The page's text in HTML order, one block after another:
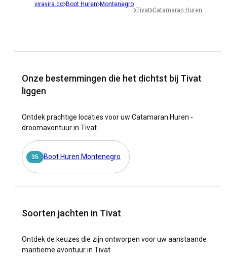
viravira.co Boot Huren Montenegro
Tivat Catamaran Huren
Onze bestemmingen die het dichtst bij Tivat
liggen
Ontdek prachtige locaties voor uw Catamaran Huren -
droomavontuur in Tivat.
35 Boot Huren Montenegro
Soorten jachten in Tivat
Ontdek de keuzes die zijn ontworpen voor uw aanstaande
maritieme avontuur in Tivat.